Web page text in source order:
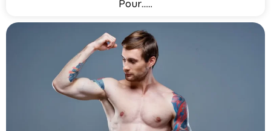
Pour…...